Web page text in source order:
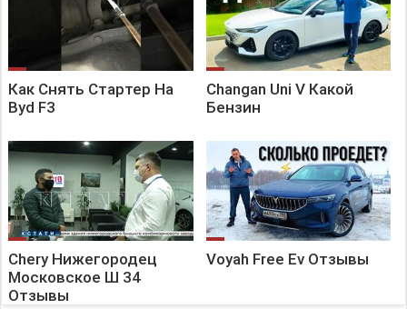
Как Снять Стартер На
Byd F3
Changan Uni V Какой
Бензин
Chery Нижегородец
Московское Ш 34
Отзывы
Voyah Free Ev Отзывы